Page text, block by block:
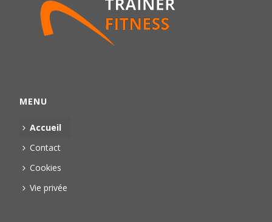
MENU
Accueil
Contact
Cookies
Vie privée